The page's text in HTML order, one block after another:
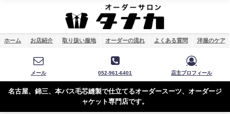
ホーム お店紹介 取り扱い服地 オーダーの流れ よくある質問 洋服のケア
メール 052-961-6401 店主プロフィール
名古屋、錦三、本バス毛芯縫製で仕立てるオーダースーツ、オーダージ
ャケット専門店です。